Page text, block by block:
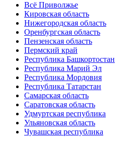
Всё Приволжье
Кировская область
Нижегородская область
Оренбургская область
Пензенская область
Пермский край
Республика Башкортостан
Республика Марий Эл
Республика Мордовия
Республика Татарстан
Самарская область
Саратовская область
Удмуртская республика
Ульяновская область
Чувашская республика